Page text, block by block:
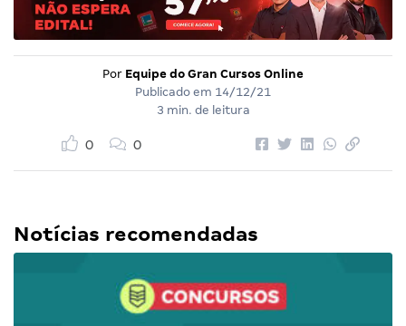
Por Equipe do Gran Cursos Online
Publicado em 14/12/21
3 min. de leitura
0 0
Notícias recomendadas